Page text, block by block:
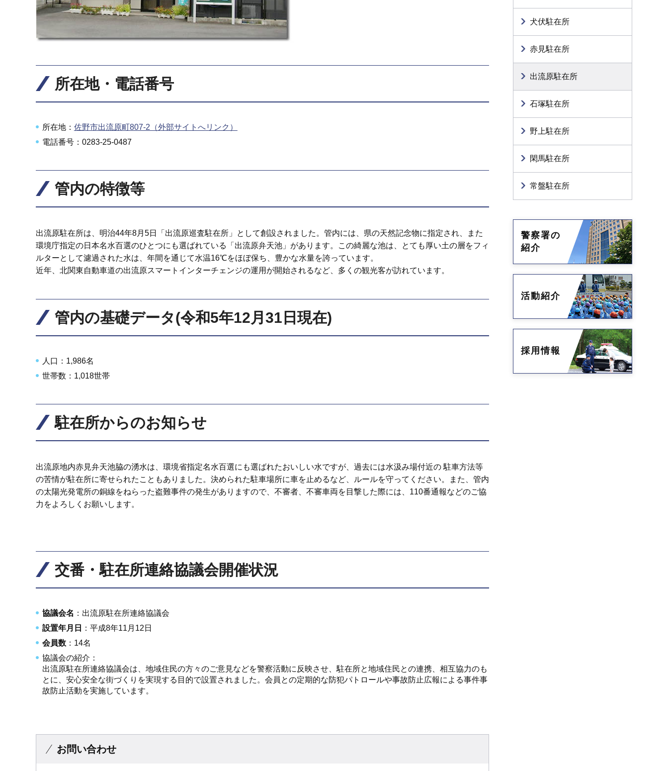
所在地・電話番号
所在地： 佐野市出流原町807-2（外部サイトへリンク）
電話番号：0283-25-0487
管内の特徴等
出流原駐在所は、明治44年8月5日「出流原巡査駐在所」として創設されました。管内には、県の天然記念物に指定され、また
環境庁指定の日本名水百選のひとつにも選ばれている「出流原弁天池」があります。この綺麗な池は、とても厚い土の層をフィ
ルターとして濾過された水は、年間を通じて水温16℃をほぼ保ち、豊かな水量を誇っています。
近年、北関東自動車道の出流原スマートインターチェンジの運用が開始されるなど、多くの観光客が訪れています。
管内の基礎データ(令和5年12月31日現在)
人口：1,986名
世帯数：1,018世帯
駐在所からのお知らせ
出流原地内赤見弁天池脇の湧水は、環境省指定名水百選にも選ばれたおいしい水ですが、過去には水汲み場付近の 駐車方法等
の苦情が駐在所に寄せられたこともありました。決められた駐車場所に車を止めるなど、ルールを守ってください。また、管内
の太陽光発電所の銅線をねらった盗難事件の発生がありますので、不審者、不審車両を目撃した際には、110番通報などのご協
力をよろしくお願いします。
交番・駐在所連絡協議会開催状況
協議会名 ：出流原駐在所連絡協議会
設置年月日
：平成8年11月12日
会員数：14名
協議会の紹介：
出流原駐在所連絡協議会は、地域住民の方々のご意見などを警察活動に反映させ、駐在所と地域住民との連携、相互協力のも
とに、安心安全な街づくりを実現する目的で設置されました。会員との定期的な防犯パトロールや事故防止広報による事件事
故防止活動を実施しています。
お問い合わせ
犬伏駐在所
赤見駐在所
出流原駐在所
石塚駐在所
野上駐在所
閑馬駐在所
常盤駐在所
警察署の
紹介
活動紹介
採用情報